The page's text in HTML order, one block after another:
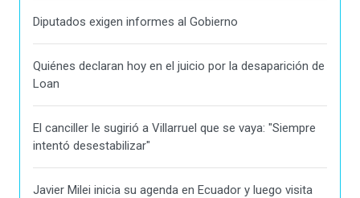
Diputados exigen informes al Gobierno
Quiénes declaran hoy en el juicio por la desaparición de
Loan
El canciller le sugirió a Villarruel que se vaya: "Siempre
intentó desestabilizar"
Javier Milei inicia su agenda en Ecuador y luego visita